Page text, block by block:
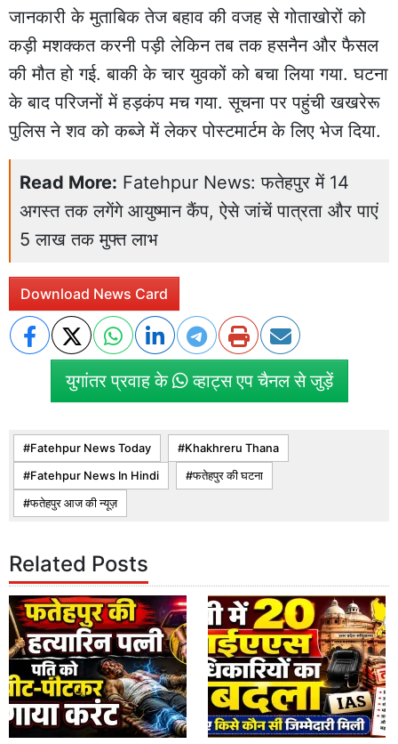
जानकारी के मुताबिक तेज बहाव की वजह से गोताखोरों को
कड़ी मशक्कत करनी पड़ी लेकिन तब तक हसनैन और फैसल
की मौत हो गई. बाकी के चार युवकों को बचा लिया गया. घटना
के बाद परिजनों में हड़कंप मच गया. सूचना पर पहुंची खखरेरू
पुलिसने शव को कब्जे में लेकर पोस्टमार्टम के लिए भेज दिया.
Read More: Fatehpur News: फतेहपुर में 14
अगस्त तक लगेंगे आयुष्मान कैंप, ऐसे जांचें पात्रता और पाएं
5 लाख तक मुफ्त लाभ
Download News Card
युगांतर प्रवाह के व्हाट्स एप चैनल से जुड़ें
Fatehpur News Today Khakhreru Thana
Fatehpur News In Hindi फतेहपुर की घटना
फतेहपुर आज की न्यूज़
Related Posts